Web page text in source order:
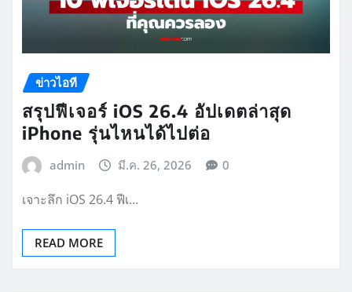
ข่าวไอที
สรุปฟีเจอร์ iOS 26.4 อัปเดตล่าสุด
iPhone รุ่นไหนได้ไปต่อ
admin มี.ค. 26, 2026 0
เจาะลึก iOS 26.4 ฟีเ…
READ MORE